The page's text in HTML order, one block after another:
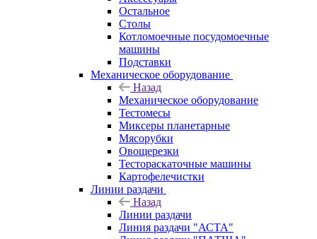
Остальное
Столы
Котломоечные посудомоечные
машины
Подставки
Механическое оборудование
Назад
Механическое оборудование
Тестомесы
Миксеры планетарные
Мясорубки
Овощерезки
Тестораскаточные машины
Картофелечистки
Линии раздачи
Назад
Линии раздачи
Линия раздачи "АСТА"